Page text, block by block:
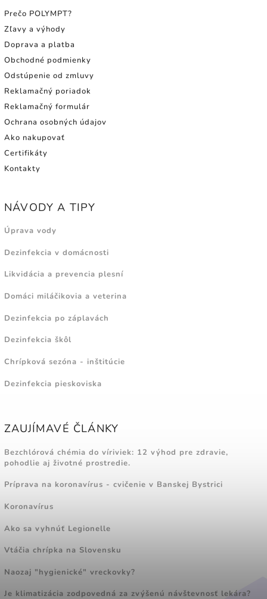
Prečo POLYMPT?
Zľavy a výhody
Doprava a platba
Obchodné podmienky
Odstúpenie od zmluvy
Reklamačný poriadok
Reklamačný formulár
Ochrana osobných údajov
Ako nakupovať
Certifikáty
Kontakty
NÁVODY A TIPY
Úprava vody
Dezinfekcia v domácnosti
Likvidácia a prevencia plesní
Domáci miláčikovia a veterina
Dezinfekcia po záplavách
Dezinfekcia škôl
Chrípková sezóna - inštitúcie
Dezinfekcia pieskoviska
ZAUJÍMAVÉ ČLÁNKY
Bezchlórová chémia do víriviek: 12 výhod pre zdravie,
pohodlie aj životné prostredie.
Príprava na koronavírus - cvičenie v Banskej Bystrici
Koronavírus
Ako sa vyhnúť Legionelle
Vtáčia chrípka na Slovensku
Naozaj "hygienické" vreckovky?
Je klimatizácia zodpovedná za zvýšenú návštevnosť lekára?